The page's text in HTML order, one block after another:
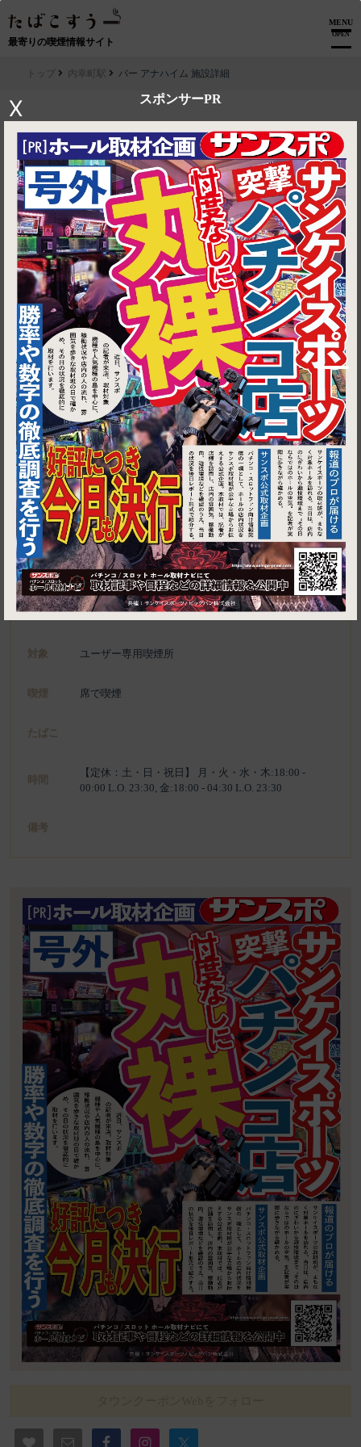
最寄りの喫煙情報サイト
MENU
OPEN
スポンサーPR
X
1
トップ 内幸町駅 バー アナハイム 施設詳細
▶ ルートを見る
内幸町駅│バー アナハイム
東京都港区新橋1-18-13 杉村ビルＢ１
施設名 バー アナハイム
電話 03-3502-7788
種別 ユーザー専用喫煙所、喫煙可能施設
対象 ユーザー専用喫煙所
喫煙 席で喫煙
たばこ
時間
【定休：土・日・祝日】 月・火・水・木:18:00 -
00:00 L.O. 23:30, 金:18:00 - 04:30 L.O. 23:30
備考